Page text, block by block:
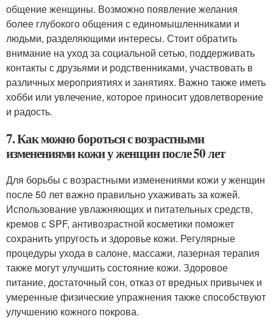
общение женщины. Возможно появление желания
более глубокого общения с единомышленниками и
людьми, разделяющими интересы. Стоит обратить
внимание на уход за социальной сетью, поддерживать
контакты с друзьями и родственниками, участвовать в
различных мероприятиях и занятиях. Важно также иметь
хобби или увлечение, которое приносит удовлетворение
и радость.
7. Как можно бороться с возрастными
изменениями кожи у женщин после 50 лет
Для борьбы с возрастными изменениями кожи у женщин
после 50 лет важно правильно ухаживать за кожей.
Использование увлажняющих и питательных средств,
кремов с SPF, антивозрастной косметики поможет
сохранить упругость и здоровье кожи. Регулярные
процедуры ухода в салоне, массажи, лазерная терапия
также могут улучшить состояние кожи. Здоровое
питание, достаточный сон, отказ от вредных привычек и
умеренные физические упражнения также способствуют
улучшению кожного покрова.